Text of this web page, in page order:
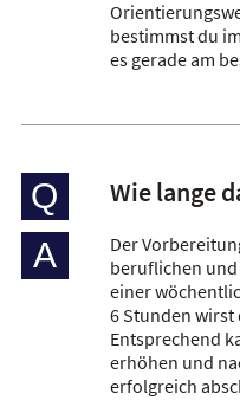
bestimmst du
es gerade am
Q Wie lange
A
Der
beruflichen
einer
6 Stunden wirst
Entsprechend
erhöhen und
erfolgreich